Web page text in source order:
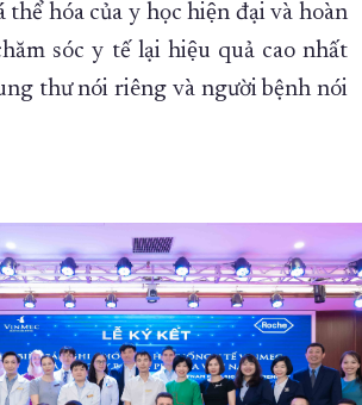
thể hóa của y học hiện đại và hoàn
sóc y tế lại hiệu quả cao nhất
thư nói riêng và người bệnh nói